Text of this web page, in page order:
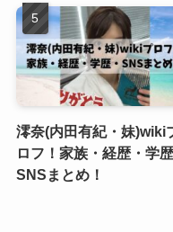
澪奈(内田有紀・妹)wiki
ロフ！家族・経歴・学歴
SNSまとめ！